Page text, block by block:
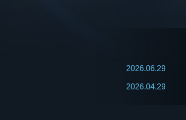
2026.06.29
2026.04.29